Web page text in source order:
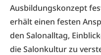
Ausbildungskonzept
erhält einen festen
den Salonalltag,
die Salonkultur zu